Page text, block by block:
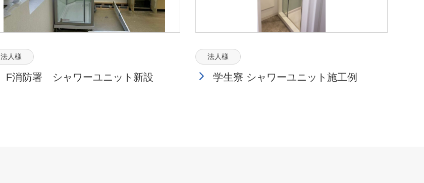
法人様
F消防署 シャワーユニット新設
法人様
学生寮 シャワーユニット施工例